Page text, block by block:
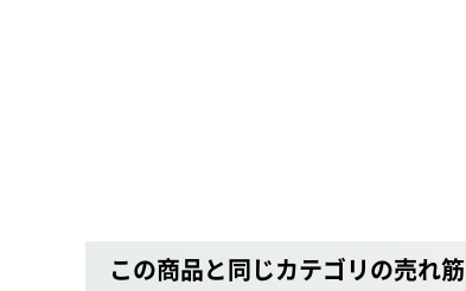
この商品と同じカテゴリの売れ